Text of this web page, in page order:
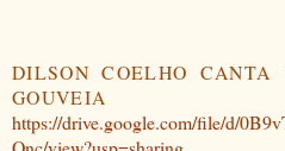
DILSON COELHO
GOUVEIA
https://drive.google.com/file/d/